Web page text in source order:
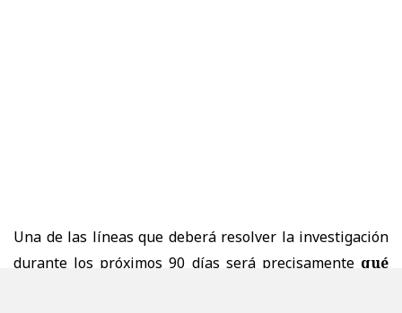
Una de las líneas que deberá resolver la investigación
durante los próximos 90 días será precisamentequé